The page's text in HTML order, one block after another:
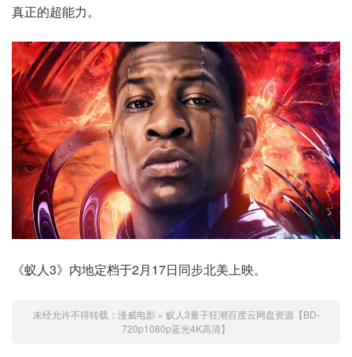
真正的超能力。
《蚁人3》内地定档于2月17日同步北美上映。
未经允许不得转载： 漫威电影 » 蚁人3量子狂潮百度云网盘资源【BD-
720p1080p蓝光4K高清】